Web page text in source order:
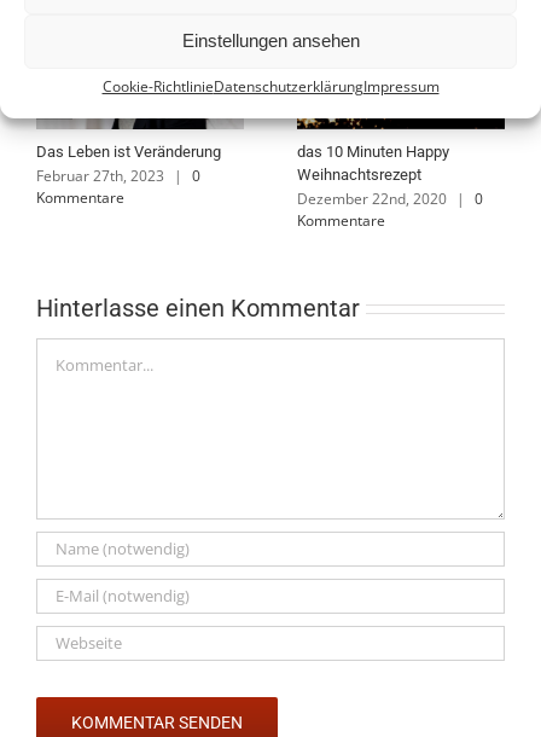
Einstellungen ansehen
Cookie-RichtlinieDatenschutzerklärungImpressum
Das Leben ist Veränderung
Februar 27th, 2023 |
0
Kommentare
das 10 Minuten Happy
Weihnachtsrezept
Dezember 22nd, 2020 |
0
Kommentare
Hinterlasse einen Kommentar